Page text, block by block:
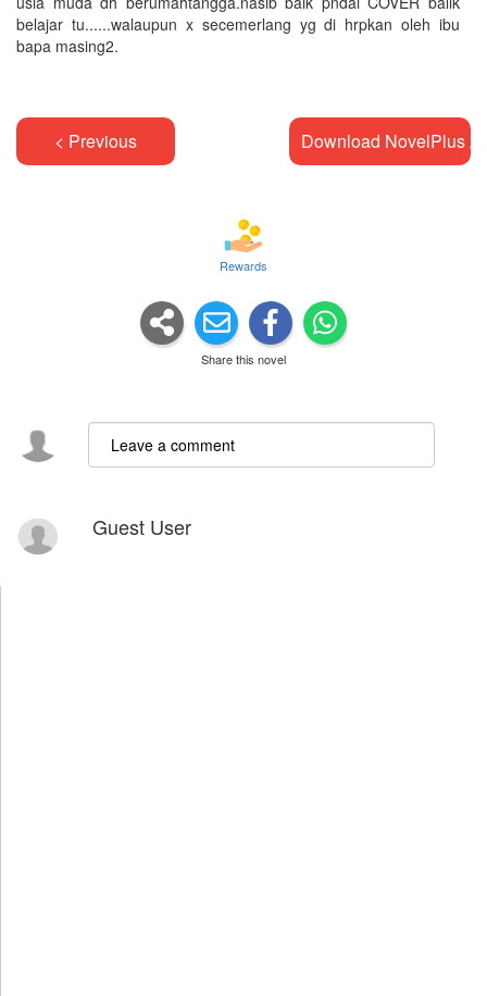
belajar tu......walaupun x secemerlang yg di hrpkan oleh ibu
bapa masing2.
< Previous Download NovelPlus
Rewards
Share this novel
Guest User